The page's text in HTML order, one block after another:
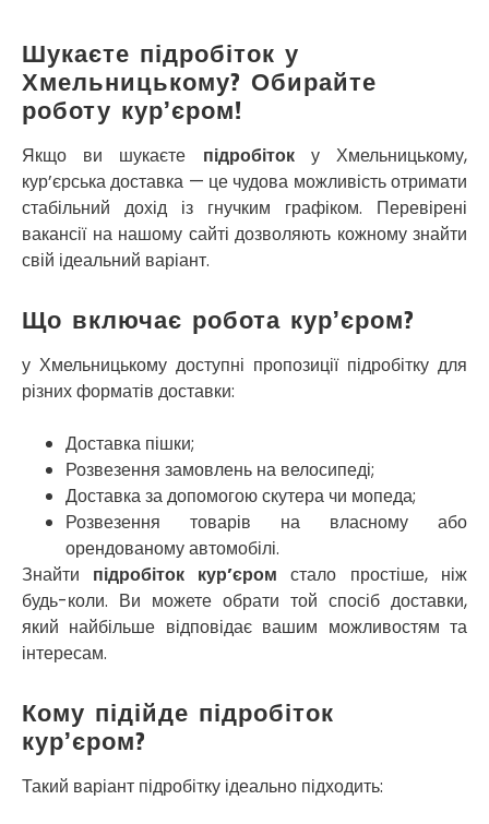
Шукаєте підробіток у
Хмельницькому? Обирайте
роботу кур’єром!
Якщо ви шукаєте підробітоку Хмельницькому,
кур’єрська доставка — це чудова можливість отримати
стабільний дохід із гнучким графіком. Перевірені
вакансії на нашому сайті дозволяють кожному знайти
свій ідеальний варіант.
Що включає робота кур’єром?
у Хмельницькому доступні пропозиції підробітку для
різних форматів доставки:
Доставка пішки;
Розвезення замовлень на велосипеді;
Доставка за допомогою скутера чи мопеда;
Розвезення товарів на власному або
орендованому автомобілі.
Знайти підробіток кур’єром стало простіше, ніж
будь-коли. Ви можете обрати той спосіб доставки,
який найбільше відповідає вашим можливостям та
інтересам.
Кому підійде підробіток
кур’єром?
Такий варіант підробітку ідеально підходить:
Крихівці
Крюківщина
Крижанівка
Ладижин
Лісники
Лиманка
Лозова
Лубни
Луцьк
Лука-Мелешківська
Малин
Миргород
Мукачево
Ніжин
Микитинці
Миколаїв
Нікополь
Новоолександрівка
Новомосковськ
Новосілки
Нововолинськ
Обухів
Обухівка
Острог
Павлоград
Переяслав
Первомайськ